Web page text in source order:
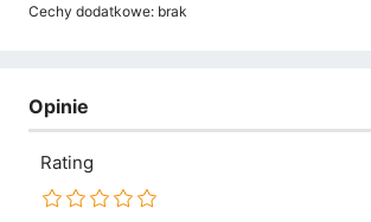
Cechy dodatkowe: brak
Opinie
Rating